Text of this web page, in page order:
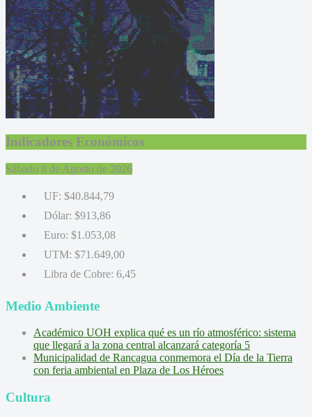
Indicadores Económicos
Sábado 8 de Agosto de 2026
UF: $40.844,79
Dólar: $913,86
Euro: $1.053,08
UTM: $71.649,00
Libra de Cobre: 6,45
Medio Ambiente
Académico UOH explica qué es un río atmosférico: sistema
que llegará a la zona central alcanzará categoría 5
Municipalidad de Rancagua conmemora el Día de la Tierra
con feria ambiental en Plaza de Los Héroes
Cultura